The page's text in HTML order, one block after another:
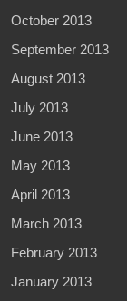
October 2013
September 2013
August 2013
July 2013
June 2013
May 2013
April 2013
March 2013
February 2013
January 2013